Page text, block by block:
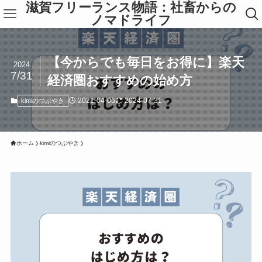
滋賀フリーランス物語：社畜からの
ノマドライフ
【今からでも毎日をお得に】楽天
経済圏おすすめの始め方
2024
7/31
kimiのつぶやき 2021-04-06 2024-07-31
ホーム kimiのつぶやき